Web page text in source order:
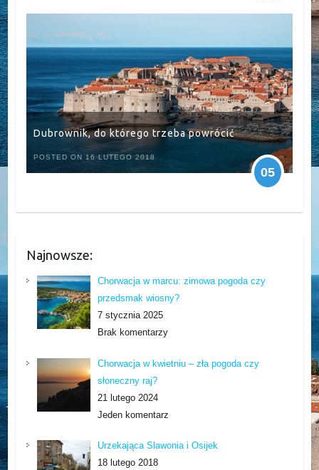
Dubrownik, do którego trzeba powrócić
POSTED ON 16 LUTEGO 2018
05
Najnowsze:
Chorwacja w marcu: zimowa pogoda czy
przedsmak wiosny?
7 stycznia 2025
Brak komentarzy
Chorwacja w kwietniu – zła pogoda czy
słoneczny raj?
21 lutego 2024
Jeden komentarz
Urzekająca Slawonia i Osijek
18 lutego 2018